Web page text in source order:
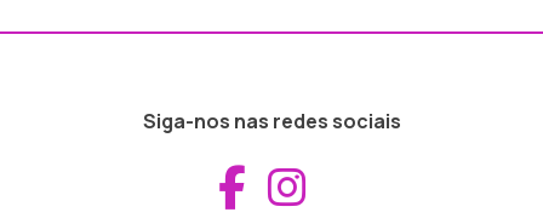
Siga-nos nas redes sociais
Aceder ao